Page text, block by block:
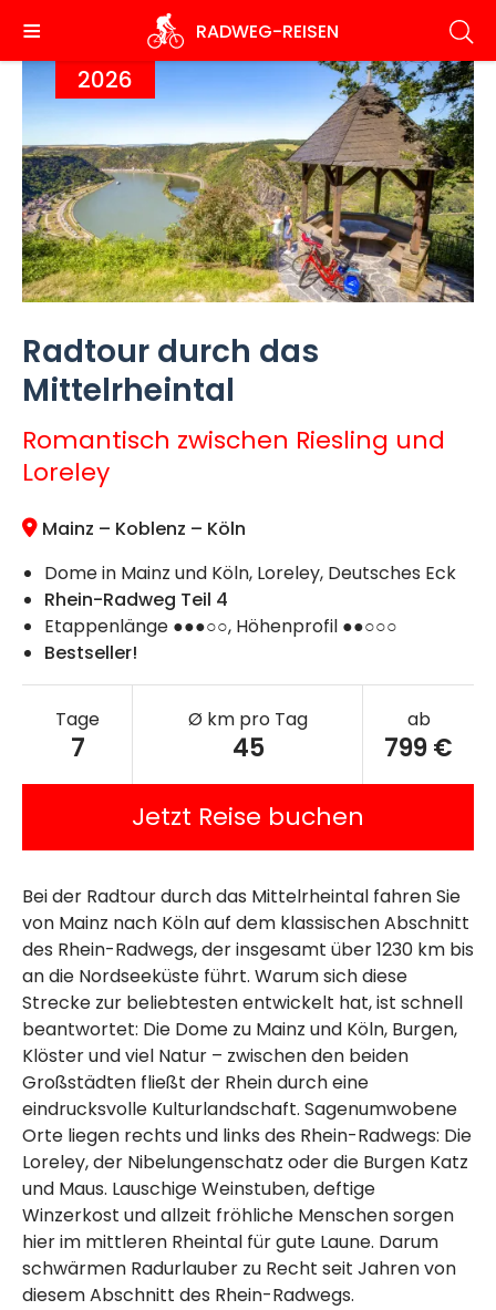
zum
Inhalt
RADWEG-REISEN
2026
Radtour durch das
Mittelrheintal
Romantisch zwischen Riesling und
Loreley
Mainz – Koblenz – Köln
Dome in Mainz und Köln, Loreley, Deutsches Eck
Rhein-Radweg Teil 4
Etappenlänge ●●●○○, Höhenprofil ●●○○○
Bestseller!
Tage
7
Ø km pro Tag
45
ab
799 €
Jetzt Reise buchen
Bei der Radtour durch das Mittelrheintal fahren Sie
von Mainz nach Köln auf dem klassischen Abschnitt
des Rhein-Radwegs, der insgesamt über 1230 km bis
an die Nordseeküste führt. Warum sich diese
Strecke zur beliebtesten entwickelt hat, ist schnell
beantwortet: Die Dome zu Mainz und Köln, Burgen,
Klöster und viel Natur – zwischen den beiden
Großstädten fließt der Rhein durch eine
eindrucksvolle Kulturlandschaft. Sagenumwobene
Orte liegen rechts und links des Rhein-Radwegs: Die
Loreley, der Nibelungenschatz oder die Burgen Katz
und Maus. Lauschige Weinstuben, deftige
Winzerkost und allzeit fröhliche Menschen sorgen
hier im mittleren Rheintal für gute Laune. Darum
schwärmen Radurlauber zu Recht seit Jahren von
diesem Abschnitt des Rhein-Radwegs.